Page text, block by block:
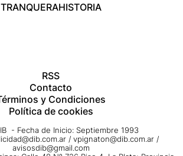
TRANQUERAHISTORIA
RSS
Contacto
y Condiciones
Política de cookies
- Fecha de Inicio: Septiembre 1993
/ vpignaton@dib.com.ar /
avisosdib@gmail.com